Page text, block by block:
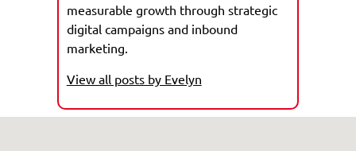
measurable growth through strategic
digital campaigns and inbound
marketing.
View all posts by Evelyn